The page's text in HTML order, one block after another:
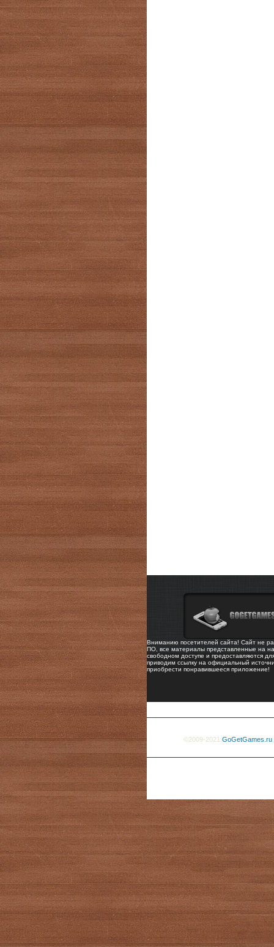
Вниманию посетителей сайта! Сайт не
ПО, все материалы представленные на
свободном доступе и предоставляются
приводим ссылку на официальный
приобрести понравившееся приложение!
©2009-2021 GoGetGames.ru